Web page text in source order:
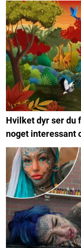
Hvilket dyr ser du
noget interessant